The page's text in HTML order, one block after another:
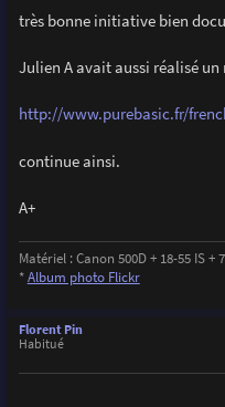
MsTimer2::set(2000,
MsTimer2::start();
void loop() {
s
s
g
e
très bonne initiative bien
Julien A avait aussi réalisé
http://www.purebasic.fr/
continue ainsi.
A+
Matériel : Canon 500D + 18-55 IS +
*Album photo Flickr
Florent Pin
Habitué